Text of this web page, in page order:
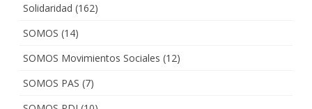
Solidaridad (162)
SOMOS (14)
SOMOS Movimientos Sociales (12)
SOMOS PAS (7)